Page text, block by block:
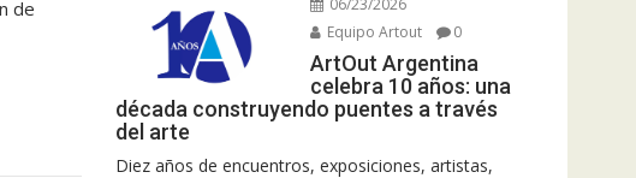
de
Equipo Artout
0
ArtOut Argentina
celebra 10 años: una
década construyendo puentes a través
del arte
Diez años de encuentros, exposiciones, artistas,